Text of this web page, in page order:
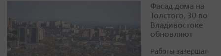
Фасад дома на
Толстого, 30 во
Владивостоке
обновляют
Работы завершат